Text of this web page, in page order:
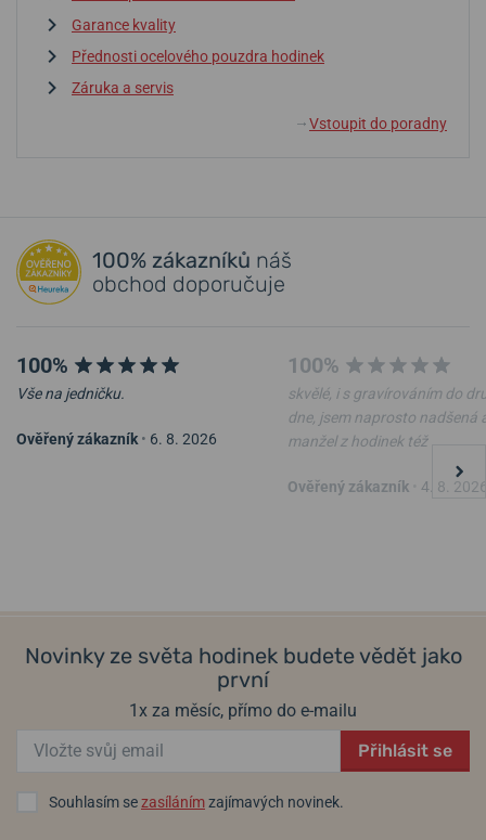
Garance kvality
Přednosti ocelového pouzdra hodinek
Záruka a servis
↓ Vstoupit do poradny
100% zákazníků náš
obchod doporučuje
100%
Vše na jedničku.
Ověřený zákazník • 6. 8. 2026
100%
skvělé, i s gravírováním do
dne, jsem naprosto nadšená
manžel z hodinek též
Ověřený zákazník 4. 8.
Novinky ze světa hodinek budete vědět jako
první
1x za měsíc, přímo do e-mailu
Přihlásit se
Souhlasím sezasílánímzajímavých novinek.